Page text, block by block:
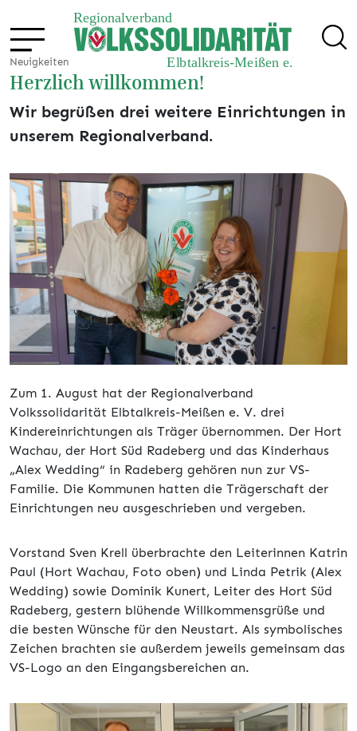
Neuigkeiten
Herzlich willkommen!
Wir begrüßen drei weitere Einrichtungen in
unserem Regionalverband.
Zum 1. August hat der Regionalverband
Volkssolidarität Elbtalkreis-Meißen e. V. drei
Kindereinrichtungen als Träger übernommen. Der Hort
Wachau, der Hort Süd Radeberg und das Kinderhaus
„Alex Wedding“ in Radeberg gehören nun zur VS-
Familie. Die Kommunen hatten die Trägerschaft der
Einrichtungen neu ausgeschrieben und vergeben.
Vorstand Sven Krell überbrachte den Leiterinnen Katrin
Paul (Hort Wachau, Foto oben) und Linda Petrik (Alex
Wedding) sowie Dominik Kunert, Leiter des Hort Süd
Radeberg, gestern blühende Willkommensgrüße und
die besten Wünsche für den Neustart. Als symbolisches
Zeichen brachten sie außerdem jeweils gemeinsam das
VS-Logo an den Eingangsbereichen an.